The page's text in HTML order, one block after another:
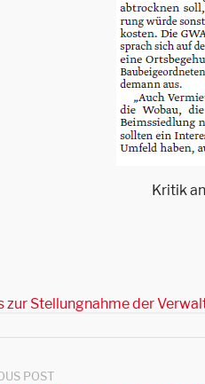
Kritik
zur Stellungnahme der
POST